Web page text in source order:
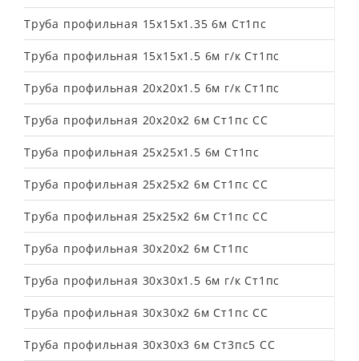
Труба профильная 15х15х1.35 6м Ст1пс
Труба профильная 15х15х1.5 6м г/к Ст1пс
Труба профильная 20х20х1.5 6м г/к Ст1пс
Труба профильная 20х20х2 6м Ст1пс СС
Труба профильная 25х25х1.5 6м Ст1пс
Труба профильная 25х25х2 6м Cт1пс СС
Труба профильная 25х25х2 6м Ст1пс СС
Труба профильная 30х20х2 6м Ст1пс
Труба профильная 30х30х1.5 6м г/к Ст1пс
Труба профильная 30х30х2 6м Ст1пс СС
Труба профильная 30х30х3 6м Ст3пс5 СС